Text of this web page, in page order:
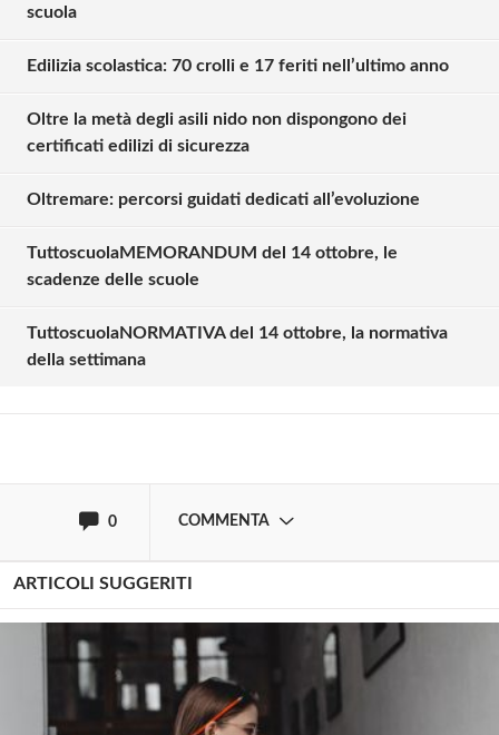
scuola
Edilizia scolastica: 70 crolli e 17 feriti nell’ultimo anno
Oltre la metà degli asili nido non dispongono dei
certificati edilizi di sicurezza
Oltremare: percorsi guidati dedicati all’evoluzione
TuttoscuolaMEMORANDUM del 14 ottobre, le
scadenze delle scuole
TuttoscuolaNORMATIVA del 14 ottobre, la normativa
della settimana
0 COMMENTA
Solo gli utenti registrati possono
Effettua il
ARTICOLI SUGGERITI